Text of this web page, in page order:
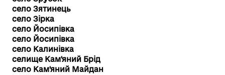
село Зятинець
село Зірка
село Йосипівка
село Йосипівка
село Калинівка
селище Кам'яний Брід
село Кам'яний Майдан